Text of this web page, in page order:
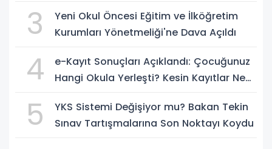
3
Yeni Okul Öncesi Eğitim ve İlköğretim
Kurumları Yönetmeliği'ne Dava Açıldı
4
e-Kayıt Sonuçları Açıklandı: Çocuğunuz
Hangi Okula Yerleşti? Kesin Kayıtlar Ne
5
YKS Sistemi Değişiyor mu? Bakan Tekin
Sınav Tartışmalarına Son Noktayı Koydu